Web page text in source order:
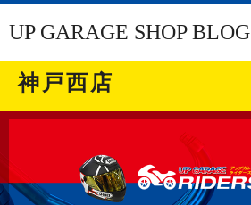
UP GARAGE SHOP BLOG
神戸西店